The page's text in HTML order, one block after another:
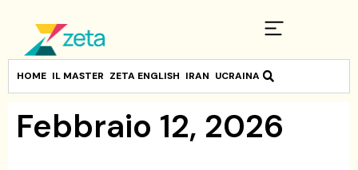
HOME IL MASTER ZETA ENGLISH IRAN UCRAINA
Febbraio 12, 2026